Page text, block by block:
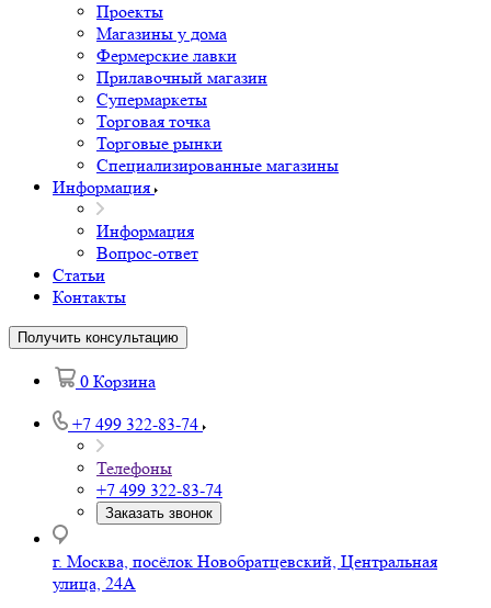
Проекты
Магазины у дома
Фермерские лавки
Прилавочный магазин
Супермаркеты
Торговая точка
Торговые рынки
Специализированные магазины
Информация
Информация
Вопрос-ответ
Статьи
Контакты
Получить консультацию
0 Корзина
+7 499 322-83-74
Телефоны
+7 499 322-83-74
Заказать звонок
г. Москва, посёлок Новобратцевский, Центральная
улица, 24А